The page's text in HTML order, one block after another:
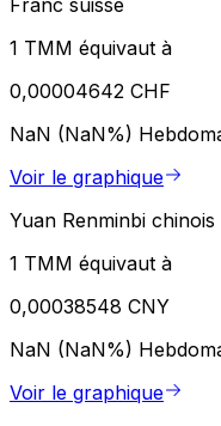
1 TMM équivaut à
0,00004642 CHF
NaN (NaN%)
Voir le graphique
Yuan Renminbi chinois
1 TMM équivaut à
0,00038548 CNY
NaN (NaN%)
Voir le graphique